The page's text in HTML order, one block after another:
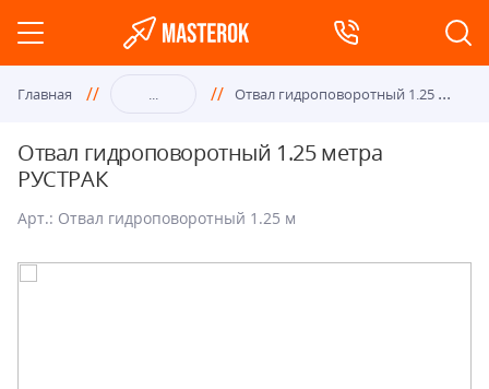
Главная ... Отв
ал гидроповоротный 1.25 метра РУСТРАК
Отвал гидроповоротный 1.25 метра
РУСТРАК
Арт.: Отвал гидроповоротный 1.25 м